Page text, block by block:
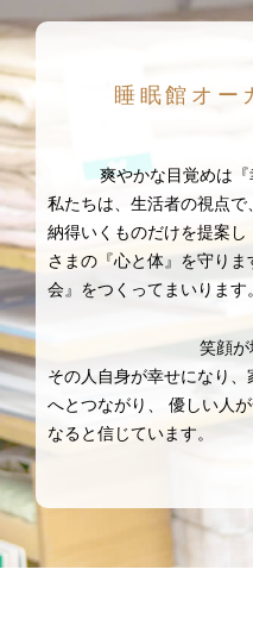
睡眠館オー
爽やかな目覚めは『
私たちは、生活者の視点
納得いくものだけを提案し
さまの『心と体』を守りま
会』をつくってまいります
笑顔
その人自身が幸せになり
へとつながり、
優しい人
なると信じています。